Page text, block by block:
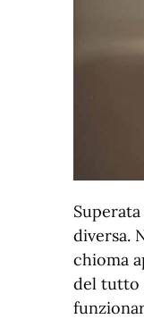
diversa.
chioma
del tutto